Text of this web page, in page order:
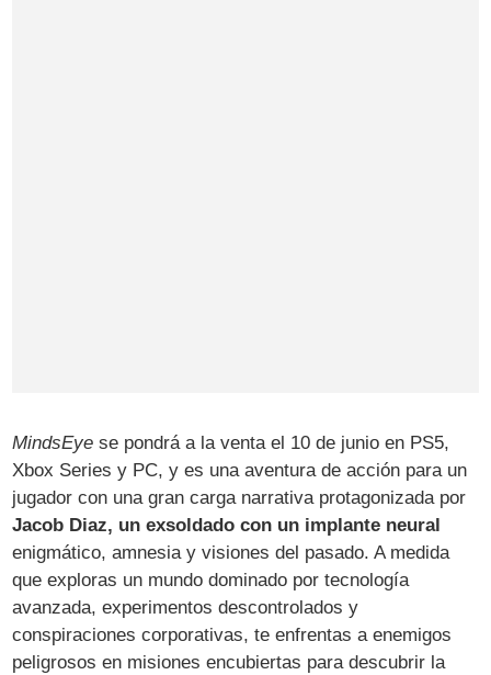
MindsEye se pondrá a la venta el 10 de junio en PS5,
Xbox Series y PC, y es una aventura de acción para un
jugador con una gran carga narrativa protagonizada por
Jacob Diaz, un exsoldado con un implante neural
enigmático, amnesia y visiones del pasado. A medida
que exploras un mundo dominado por tecnología
avanzada, experimentos descontrolados y
conspiraciones corporativas, te enfrentas a enemigos
peligrosos en misiones encubiertas para descubrir la